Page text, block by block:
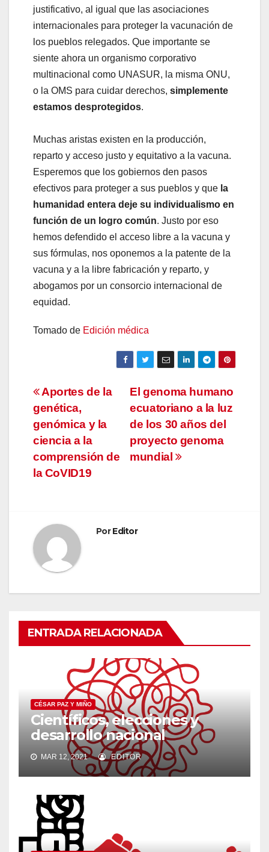
justificativo, al igual que las asociaciones
internacionales para proteger la vacunación de
los pueblos relegados. Que importante se
siente ahora un organismo corporativo
multinacional como UNASUR, la misma ONU,
o la OMS para cuidar derechos, simplemente
estamos desprotegidos.
Muchas aristas existen en la producción,
reparto y acceso justo y equitativo a la vacuna.
Esperemos que los gobiernos den pasos
efectivos para proteger a sus pueblos y que la
humanidad entera deje su individualismo en
función de un logro común. Justo por eso
hemos defendido el acceso libre a la vacuna y
sus fórmulas, nos oponemos a la patente de la
vacuna y a la libre fabricación y reparto, y
abogamos por un consorcio internacional de
equidad.
Tomado de Edición médica
Navegación
de
entradas
El genoma humano
ecuatoriano a la luz
de los 30 años del
proyecto genoma
mundial
Aportes de la
genética,
genómica y la
ciencia a la
comprensión de
la CoVID19
PorEditor
ENTRADA RELACIONADA
CÉSAR PAZ Y MIÑO
Científicos, elecciones y
desarrollo nacional
MAR 12, 2021 EDITOR